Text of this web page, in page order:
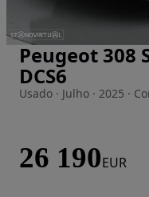
Imagem 1 de 26
Peugeot 308
DCS6
Usado · Julho · 2025 ·
26 190EUR